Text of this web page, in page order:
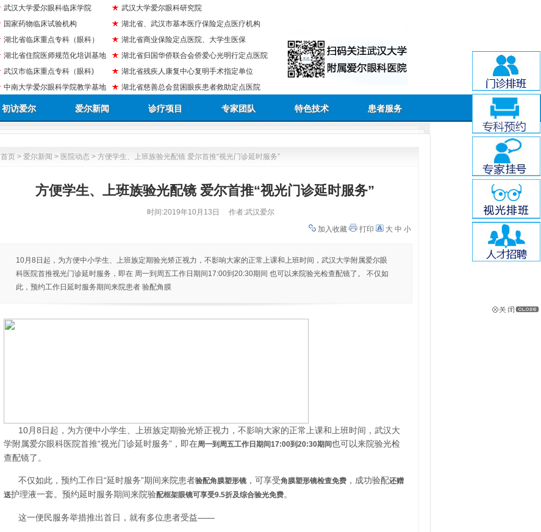
武汉大学爱尔眼科临床学院
国家药物临床试验机构
湖北省临床重点专科（眼科）
湖北省住院医师规范化培训基地
武汉市临床重点专科（眼科)
中南大学爱尔眼科学院教学基地
武汉大学爱尔眼科研究院
湖北省、武汉市基本医疗保险定点医疗机构
湖北省商业保险定点医院、大学生医保
湖北省归国华侨联合会侨爱心光明行定点医院
湖北省残疾人康复中心复明手术指定单位
湖北省慈善总会贫困眼疾患者救助定点医院
初访爱尔 爱尔新闻 诊疗项目 专家团队 特色技术 患者服务
首页 > 爱尔新闻 > 医院动态 > 方便学生、上班族验光配镜 爱尔首推“视光门诊延时服务”
方便学生、上班族验光配镜 爱尔首推“视光门诊延时服务”
时间:2019年10月13日
作者:武汉爱尔
加入收藏
打印 大 中 小
10月8日起，为方便中小学生、上班族定期验光矫正视力，不影响大家的正常上课和上班时间，武汉大学附属爱尔眼
科医院首推视光门诊延时服务，即在 周一到周五工作日期间17:00到20:30期间 也可以来院验光检查配镜了。 不仅如
此，预约工作日延时服务期间来院患者 验配角膜
10月8日起，为方便中小学生、上班族定期验光矫正视力，不影响大家的正常上课和上班时间，武汉大
学附属爱尔眼科医院首推“视光门诊延时服务”，即在周一到周五工作日期间17:00到20:30期间也可以来院验光检
查配镜了。
不仅如此，预约工作日“延时服务”期间来院患者验配角膜塑形镜 ，可享受角膜塑形镜检查免费 ，成功验配还赠
送护理液一套。预约延时服务期间来院验配框架眼镜可享受9.5折及综合验光免费。
这一便民服务举措推出首日，就有多位患者受益——